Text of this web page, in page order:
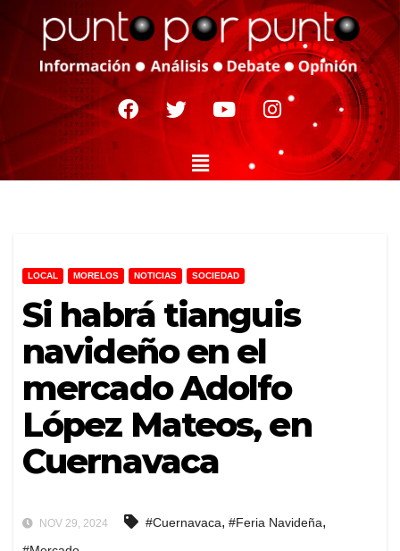
LOCAL MORELOS NOTICIAS SOCIEDAD
Si habrá tianguis
navideño en el
mercado Adolfo
López Mateos, en
Cuernavaca
NOV 29, 2024 #Cuernavaca, #Feria Navideña,